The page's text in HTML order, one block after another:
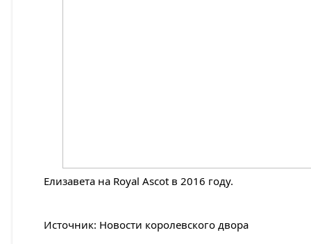
Елизавета на Royal Ascot в 2016 году.
Источник: Новости королевского двора